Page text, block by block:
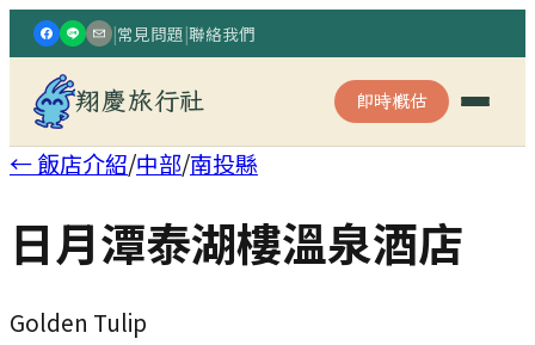
|常見問題|聯絡我們
翔慶旅行社 即時概估
← 飯店介紹/中部/南投縣
日月潭泰湖樓溫泉酒店
Golden Tulip